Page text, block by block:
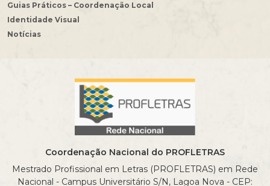
Guias Práticos – Coordenação Local
Identidade Visual
Notícias
Coordenação Nacional do PROFLETRAS
Mestrado Profissional em Letras (PROFLETRAS) em Rede
Nacional - Campus Universitário S/N, Lagoa Nova - CEP: